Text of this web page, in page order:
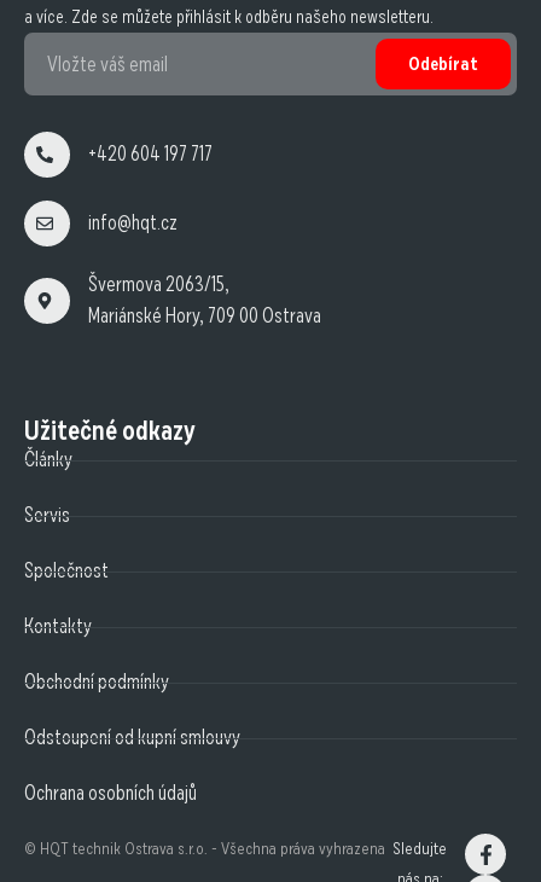
a více. Zde se můžete přihlásit k odběru našeho newsletteru.
Odebírat
+420 604 197 717
info@hqt.cz
Švermova 2063/15,
Mariánské Hory, 709 00 Ostrava
Užitečné odkazy
Články
Servis
Společnost
Kontakty
Obchodní podmínky
Odstoupení od kupní smlouvy
Ochrana osobních údajů
© HQT technik Ostrava s.r.o. - Všechna práva vyhrazena Sledujte